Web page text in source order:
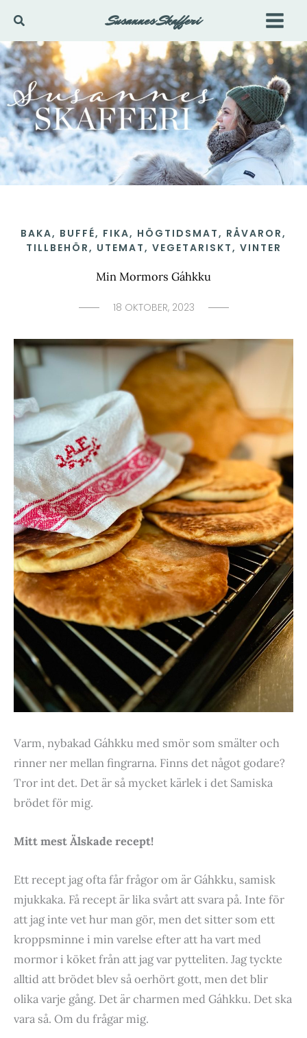
innehåll
Sök Susannes Skafferi
BAKA, BUFFÉ, FIKA, HÖGTIDSMAT, RÅVAROR,
TILLBEHÖR, UTEMAT, VEGETARISKT, VINTER
Min Mormors Gáhkku
18 OKTOBER, 2023
Varm, nybakad Gáhkku med smör som smälter och
rinner ner mellan fingrarna. Finns det något godare?
Tror int det. Det är så mycket kärlek i det Samiska
brödet för mig.
Mitt mest Älskade recept!
Ett recept jag ofta får frågor om är Gáhkku, samisk
mjukkaka. Få recept är lika svårt att svara på. Inte för
att jag inte vet hur man gör, men det sitter som ett
kroppsminne i min varelse efter att ha vart med
mormor i köket från att jag var pytteliten. Jag tyckte
alltid att brödet blev så oerhört gott, men det blir
olika varje gång. Det är charmen med Gáhkku. Det ska
vara så. Om du frågar mig.